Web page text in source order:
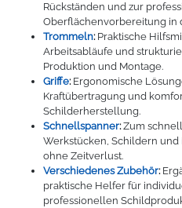
Chemica Quickflex
Chemica Hotmark Revolution
Chemica Bling-Bling
Chemica Allmark
Chemica Carbon
Rollenhalter
infokarten
Rollenständer
Materialrollen
Zubehör für Transferpressen
Rückständen und zur
Oberflächenvorbereitung in
Trommeln:Praktische
Arbeitsabläufe und
Produktion und Montage.
Griffe:Ergonomische
Kraftübertragung und
Schilderherstellung.
Schnellspanner:Zum
Werkstücken, Schildern
ohne Zeitverlust.
Verschiedenes Zubehör:
praktische Helfer für
professionellen